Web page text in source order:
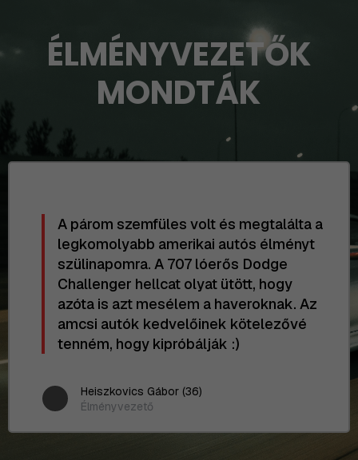
ÉLMÉNYVEZETŐK
MONDTÁK
A párom szemfüles volt és megtalálta a
legkomolyabb amerikai autós élményt
szülinapomra. A 707 lóerős Dodge
Challenger hellcat olyat ütött, hogy
azóta is azt mesélem a haveroknak. Az
amcsi autók kedvelőinek kötelezővé
tenném, hogy kipróbálják :)
Heiszkovics Gábor (36)
Élményvezető